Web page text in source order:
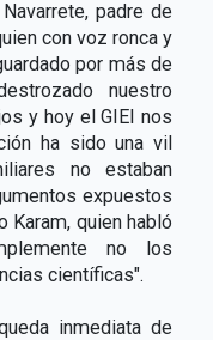
padre de
con voz ronca y
por más de
nuestro
y hoy el GIEI nos
ha sido una vil
no estaban
expuestos
quien habló
no los
científicas".
inmediata de